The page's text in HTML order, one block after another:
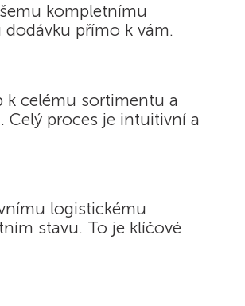
kompletnímu
přímo k vám.
k celému sortimentu a
Celý proces je intuitivní a
logistickému
stavu. To je klíčové